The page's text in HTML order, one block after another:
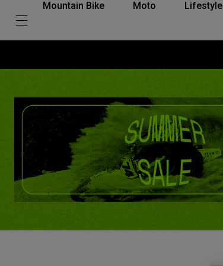
Mountain Bike Moto Lifestyle